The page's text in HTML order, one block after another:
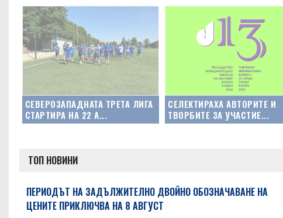
СЕВЕРОЗАПАДНАТА ТРЕТА ЛИГА
СТАРТИРА НА 22 А...
СЕЛЕКТИРАХА АВТОРИТЕ И
ТВОРБИТЕ ЗА УЧАСТИЕ...
ТОП НОВИНИ
ПЕРИОДЪТ НА ЗАДЪЛЖИТЕЛНО ДВОЙНО ОБОЗНАЧАВАНЕ НА
ЦЕНИТЕ ПРИКЛЮЧВА НА 8 АВГУСТ